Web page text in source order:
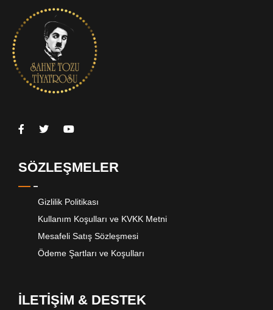
SÖZLEŞMELER
Gizlilik Politikası
Kullanım Koşulları ve KVKK Metni
Mesafeli Satış Sözleşmesi
Ödeme Şartları ve Koşulları
İLETİŞİM & DESTEK